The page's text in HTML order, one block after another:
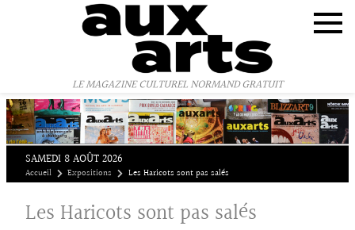
LE MAGAZINE CULTUREL NORMAND GRATUIT
SAMEDI 8 AOÛT 2026
Accueil Expositions Les Haricots sont pas salés
Les Haricots sont pas salés
Panneau de gestion des cookies